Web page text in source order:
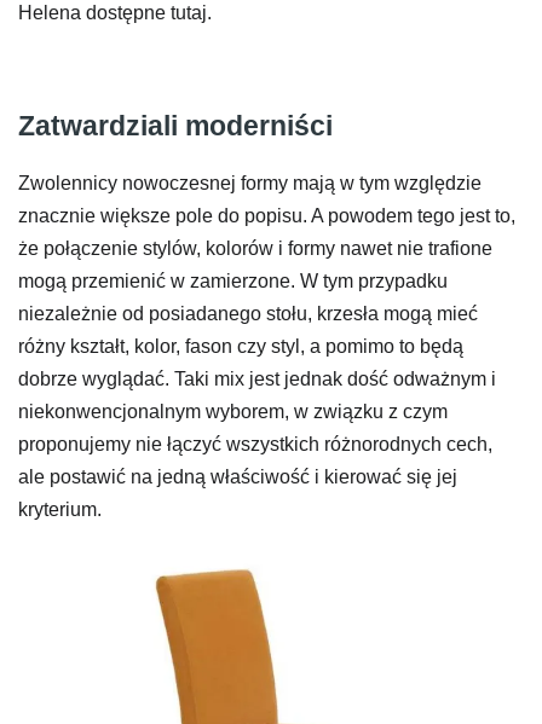
Helena dostępne tutaj.
Zatwardziali moderniści
Zwolennicy nowoczesnej formy mają w tym względzie
znacznie większe pole do popisu. A powodem tego jest to,
że połączenie stylów, kolorów i formy nawet nie trafione
mogą przemienić w zamierzone. W tym przypadku
niezależnie od posiadanego stołu, krzesła mogą mieć
różny kształt, kolor, fason czy styl, a pomimo to będą
dobrze wyglądać. Taki mix jest jednak dość odważnym i
niekonwencjonalnym wyborem, w związku z czym
proponujemy nie łączyć wszystkich różnorodnych cech,
ale postawić na jedną właściwość i kierować się jej
kryterium.